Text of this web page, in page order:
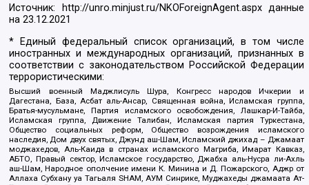
Источник: http://unro.minjust.ru/NKOForeignAgent.aspxданные
на23.12.2021
* Единый федеральный список организаций, в том числе
иностранных и международных организаций, признанных в
соответствии с законодательством Российской Федерации
террористическими:
Высший военный Маджлисуль Шура, Конгресс народов Ичкерии и
Дагестана, База, Асбат аль-Ансар, Священная война, Исламская группа,
Братья-мусульмане, Партия исламского освобождения, Лашкар-И-Тайба,
Исламская группа, Движение Талибан, Исламская партия Туркестана,
Общество социальных реформ, Общество возрождения исламского
наследия, Дом двух святых, Джунд аш-Шам, Исламский джихад – Джамаат
моджахедов, Аль-Каида в странах исламского Магриба, Имарат Кавказ,
АБТО, Правый сектор, Исламское государство, Джабха аль-Нусра ли-Ахль
аш-Шам, Народное ополчение имени К. Минина и Д. Пожарского, Аджр от
Аллаха Субхану уа Тагьаля SHAM, АУМ Синрике, Муджахеды джамаата Ат-